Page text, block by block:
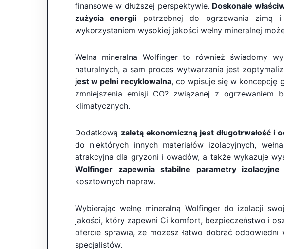
finansowe w dłuższej perspektywie. Doskonałe
zużycia energii potrzebnej do ogrzewania zimą i
wykorzystaniem wysokiej jakości wełny mineralnej
Wełna mineralna Wolfinger to również świadomy
naturalnych, a sam proces wytwarzania jest
jest w pełni recyklowalna, co wpisuje się w koncepcję
zmniejszenia emisji CO? związanej z
klimatycznych.
Dodatkową zaletą ekonomiczną jest długotrwałość i
do niektórych innych materiałów izolacyjnych,
atrakcyjna dla gryzoni i owadów, a także wykazuje
Wolfinger zapewnia stabilne parametry izolacyjne
kosztownych napraw.
Wybierając wełnę mineralną Wolfinger do izolacji
jakości, który zapewni Ci komfort, bezpieczeństwo i
ofercie sprawia, że możesz łatwo dobrać
specjalistów.